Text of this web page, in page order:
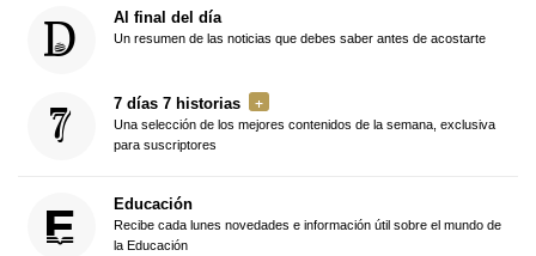
Al final del día
Un resumen de las noticias que debes saber antes de acostarte
7 días 7 historias
Una selección de los mejores contenidos de la semana, exclusiva
para suscriptores
Educación
Recibe cada lunes novedades e información útil sobre el mundo de
la Educación